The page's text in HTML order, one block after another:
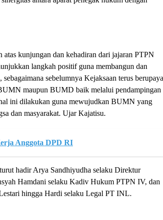
kunjungan dan kehadiran dari jajaran PTPN
langkah positif guna membangun dan
sebelumnya Kejaksaan terus berupaya
maupun BUMD baik melalui pendampingan
ini dilakukan guna mewujudkan BUMN yang
dan masyarakat. Ujar Kajatisu.
Anggota DPD RI
hadir Arya Sandhiyudha selaku Direktur
Hamdani selaku Kadiv Hukum PTPN IV, dan
hingga Hardi selaku Legal PT INL.